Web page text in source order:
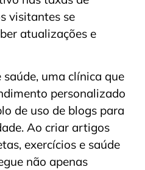
visitantes se
atualizações e
uma clínica que
personalizado
de uso de blogs para
Ao criar artigos
exercícios e saúde
não apenas